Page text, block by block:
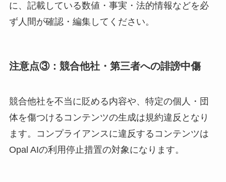
に、記載している数値・事実・法的情報などを必
ず人間が確認・編集してください。
注意点③：競合他社・第三者への誹謗中傷
競合他社を不当に貶める内容や、特定の個人・団
体を傷つけるコンテンツの生成は規約違反となり
ます。コンプライアンスに違反するコンテンツは
Opal AIの利用停止措置の対象になります。